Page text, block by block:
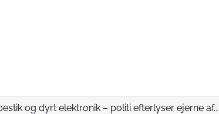
og dyrt elektronik – politi efterlyser ejerne af...